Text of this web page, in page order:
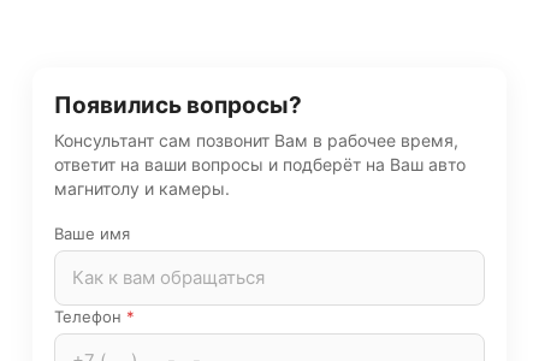
Появились вопросы?
Консультант сам позвонит Вам в рабочее время,
ответит на ваши вопросы и подберёт на Ваш авто
магнитолу и камеры.
Ваше имя
Телефон *